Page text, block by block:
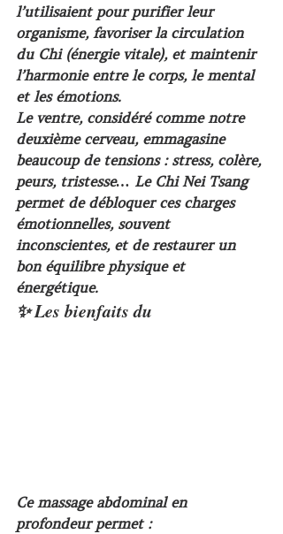
l’utilisaient pour purifier leur
organisme, favoriser la circulation
du Chi (énergie vitale), et maintenir
l’harmonie entre le corps, le mental
et les émotions.
Le ventre, considéré comme notre
deuxième cerveau, emmagasine
beaucoup de tensions : stress, colère,
peurs, tristesse… Le Chi Nei Tsang
permet de débloquer ces charges
émotionnelles, souvent
inconscientes, et de restaurer un
bon équilibre physique et
énergétique.
✨ Les bienfaits du
Ce massage abdominal en
profondeur permet :